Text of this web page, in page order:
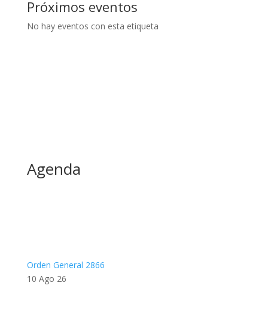
Próximos eventos
No hay eventos con esta etiqueta
Agenda
Orden General 2866
10 Ago 26